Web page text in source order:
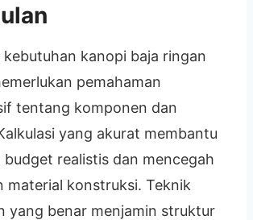
kanopi baja ringan
pemahaman
tentang komponen dan
yang akurat membantu
budget realistis dan mencegah
material konstruksi. Teknik
yang benar menjamin struktur